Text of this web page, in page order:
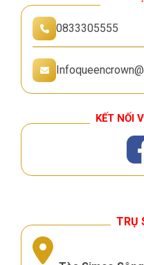
0833305555
KẾT NỐI
TRỤ